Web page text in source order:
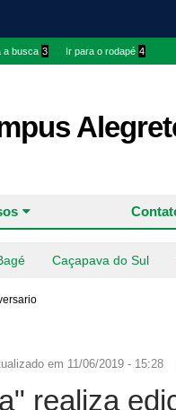
a busca 3 Ir para o rodapé 4
Caçapava do Sul
em 11/06/2019 - 15:28
realiza